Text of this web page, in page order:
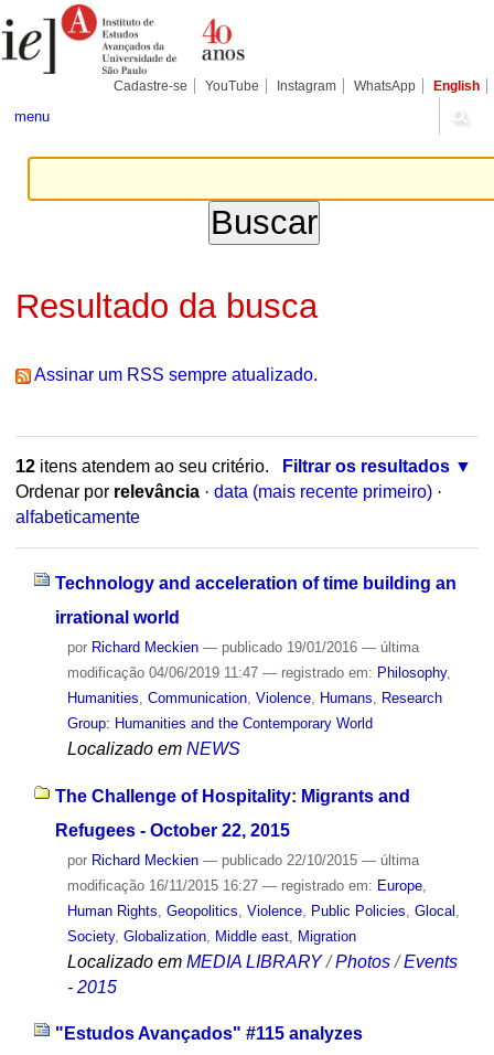
para
conteúdo.
Pessoais
Cadastre-se YouTube Instagram WhatsApp English
menu
Resultado da busca
Assinar um RSS sempre atualizado.
12itens atendem ao seu critério.
Filtrar os resultados
Ordenar por relevância · data (mais recente primeiro) ·
alfabeticamente
Technology and acceleration of time building an
irrational world
por Richard Meckien — publicado19/01/2016 — última
modificação04/06/2019 11:47 — registrado em: Philosophy,
Humanities Communication, Violence, Humans
Research
Group: Humanities and the Contemporary World
Localizado em NEWS
The Challenge of Hospitality: Migrants and
Refugees - October 22, 2015
por Richard Meckien — publicado22/10/2015 — última
modificação16/11/2015 16:27 — registrado em: Europe,
Human Rights Geopolitics Violence, Public Policies Glocal
Society, Globalization, Middle east, Migration
Localizado em MEDIA LIBRARY /Photos /Events
- 2015
"Estudos Avançados" #115 analyzes